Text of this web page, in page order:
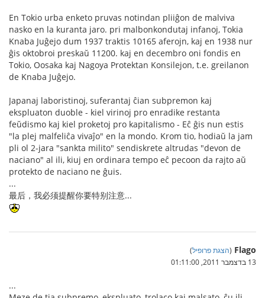
En Tokio urba enketo pruvas notindan pliiĝon de malviva
nasko en la kuranta jaro. pri malbonkondutaj infanoj, Tokia
Knaba Juĝejo dum 1937 traktis 10165 aferojn, kaj en 1938 nur
ĝis oktobroi preskaŭ 11200. kaj en decembro oni fondis en
Tokio, Oosaka kaj Nagoya Protektan Konsilejon, t.e. greilanon
de Knaba Juĝejo.
Japanaj laboristinoj, suferantaj ĉian subpremon kaj
ekspluaton duoble - kiel virinoj pro enradike restanta
feŭdismo kaj kiel proketoj pro kapitalismo - Eĉ ĝis nun estis
"la plej malfeliĉa vivaĵo" en la mondo. Krom tio, hodiaŭ la jam
pli ol 2-jara "sankta milito" sendiskrete altrudas "devon de
naciano" al ili, kiuj en ordinara tempo eĉ pecoon da rajto aŭ
protekto de naciano ne ĝuis.
...
最后，我必须提醒你要特别注意...
Flago
(הצגת פרופיל)
13 בדצמבר 2011, 01:11:00
...